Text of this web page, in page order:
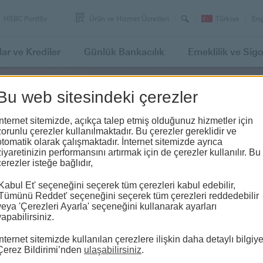
Arama
ve Krediler Günlük Bankacılık Emeklilik ve
web sitesindeki çerezler
İnternet sitemizde, açıkça talep etmiş olduğunuz hizmetler için
çerezler kullanılmaktadır. Bu çerezler gereklidir ve
olarak çalışmaktadır. İnternet sitemizde ayrıca
performansını artırmak için de çerezler kullanılır. Bu
isteğe bağlıdır,
Et' seçeneğini seçerek tüm çerezleri kabul edebilir,
Reddet' seçeneğini seçerek tüm çerezleri reddedebilir
'Çerezleri Ayarla' seçeneğini kullanarak ayarları
İnternet sitemizde kullanılan çerezlere ilişkin daha detaylı bilgiye
Bildirimi’nden ulaşabilirsiniz.